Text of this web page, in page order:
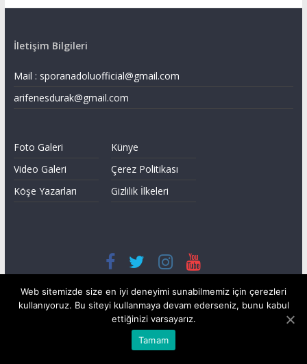
İletişim Bilgileri
Mail : sporanadoluofficial@gmail.com
arifenesdurak@gmail.com
Foto Galeri
Video Galeri
Köşe Yazarları
Künye
Çerez Politikası
Gizlilik İlkeleri
All Rights Reserved © 2020
sporanadolu.com
Web sitemizde size en iyi deneyimi sunabilmemiz için çerezleri
kullanıyoruz. Bu siteyi kullanmaya devam ederseniz, bunu kabul
ettiğinizi varsayarız.
Tamam